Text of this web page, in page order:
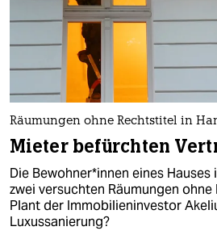
Räumungen ohne Rechtstitel in
Mieter befürchten
Die Bewohner*innen eines
zwei versuchten Räumungen
Plant der Immobilieninvestor
Luxussanierung?